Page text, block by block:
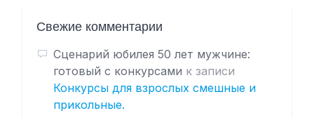
Свежие комментарии
Сценарий юбилея 50 лет мужчине:
готовый с конкурсами к записи
Конкурсы для взрослых смешные и
прикольные.